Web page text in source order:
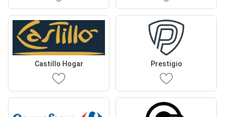
Castillo Hogar Prestigio